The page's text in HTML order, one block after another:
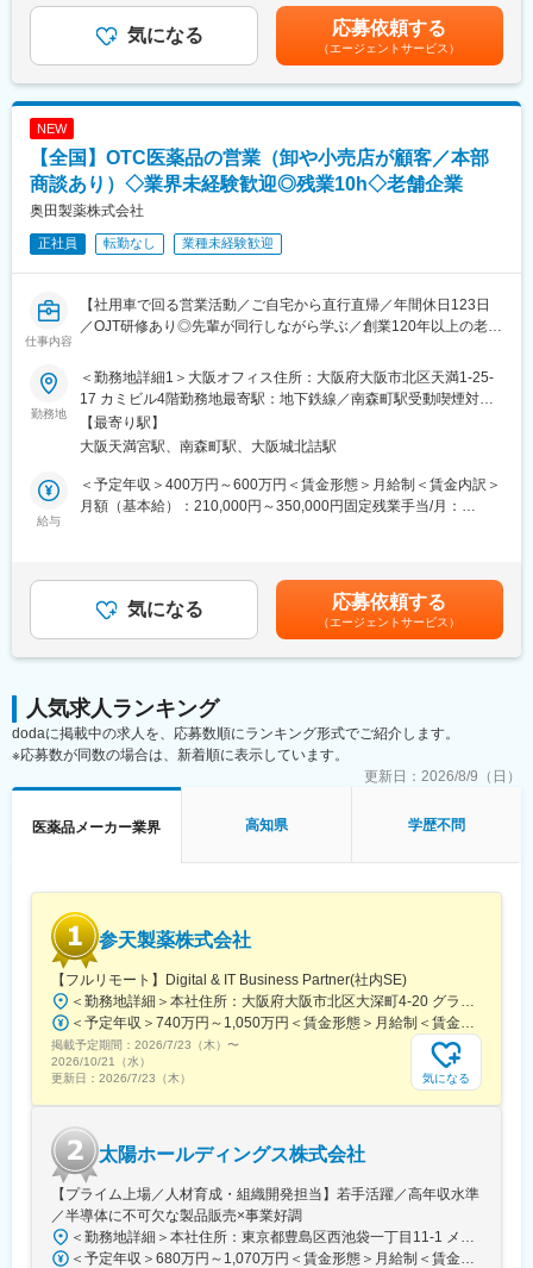
へ訪問をします。
※一部、新たに配置薬を置いていただくお客様への訪問がありま
す。
└配置薬は無料でおけるので、お客様も抵抗なく置いてくれる製
を身につけます。
・入社2週間～1カ月 ： 先輩社員に同行し、仕事の流れを学びま
キルを習得します。
・入社1カ月以降 ： 慣れてきたら独り立ち。既存のお客様をメイ
ンに訪問します。
★困ったら先輩社員に相談しやすい雰囲気です！
＜専門資格を取得できる＞
・入社後は、医薬品販売の専門知識を身につけるために、登録販
・資格取得後は、資格手当として給与にも反映されます。
・スケジュールに合わせて直行直帰可
・転居を伴う転勤はありません
■やりがい：
・最近、健康のことで困っていることがないかなど、親身にお話
献することができます。
ンゴ酢美味しかった！ちょうどまた買おうと思ってたの。来てく
れてありがとう。」など、「ありがとう」という言葉が一番のや
りがいです。
変更の範囲：会社の定める業務
年収は当社規定に基づき、年齢や経験に応じて決定します。・昇
給：年1回（4月）＜モデル給与＞※入社3年目平均基本給＋各種手
当＋業績連動給→総支給月額344,141円※業績連動給：月の予算達
成や売り上げに対して支払われます賃金はあくまでも目安の金額
であり、選考を通じて上下する可能性があります。月給(月額)は固
気になる 応募依頼する
（エージェントサービス）
NEW
【全国】OTC医薬品の営業（卸や小売店が顧客／本部
商談あり）◇業界未経験歓迎◎残業10h◇老舗企業
奥田製薬株式会社
正社員 転勤なし 業種未経験歓迎
仕事内容
【社用車で回る営業活動／ご自宅から直行直帰／年間休日123日
／OJT研修あり◎先輩が同行しながら学ぶ／創業120年以上の老舗
■業務内容：
医薬品卸やドラッグストア本部に対し、OTC医薬品の新商品提案
や販売促進施策の企画・提案営業をお任せします。
営業先は既存取引先が主となりますが、新規先開拓も積極的に行
います。
・販売促進施策の企画・提案
・本部バイヤーとの商談・関係構築
＜取扱商材＞
現在はOTC医薬品が中心で、内服固形剤（鎮痛薬など）、外用剤
（点鼻薬、虫刺され薬など）のNB品・PB品を取り扱っていま
可能性もあります。
します。
新規開拓営業をお任せします。
■入社後の流れ：
配属部署にてOJTを開始し、先輩社員との商談同行や引継ぎを通
じて、担当顧客や営業活動について理解を深めていただきます。
独り立ちの時期は一律ではなく、習熟度や経験に応じて判断する
ため、安心して業務に取り組める環境です。
担当顧客ごとに設定された目標（売上、利益）をもとに既存先や
新規先への営業活動を行っています。
目標の達成状況は評価項目の一つですが、達成率以外に、取り組
み内容も踏まえて評価しています。
会社全体としては、個人ごとに目標シートを作成し半期ごとにレ
ビューを行い役員との面談を実施しています。
勤務地
＜勤務地詳細1＞大阪オフィス住所：大阪府大阪市北区天満1-25-
17 カミビル4階勤務地最寄駅：地下鉄線／南森町駅受動喫煙対
策：敷地内全面禁煙＜勤務地詳細2＞全国住所：自宅から直行直帰
です 受動喫煙対策：屋内全面禁煙変更の範囲：無
【最寄り駅】
大阪天満宮駅、南森町駅、大阪城北詰駅
給与
＜予定年収＞400万円～600万円＜賃金形態＞月給制＜賃金内訳＞
月額（基本給）：210,000円～350,000円固定残業手当/月：
給与詳細は、あくまでも目安の金額であり、選考を通じて上下す
る可能性があります。■昇給：年1回（0.50％～1.00％）■賞与：
年2回（計3ヵ月分以上）賃金はあくまでも目安の金額であり、選
考を通じて上下する可能性があります。月給(月額)は固定手当を含
気になる 応募依頼する
（エージェントサービス）
人気求人ランキング
dodaに掲載中の求人を、応募数順にランキング形式でご紹介します。
※応募数が同数の場合は、新着順に表示しています。
更新日： 2026/8/9（日）
医薬品メーカー業界 高知県 学歴不問
参天製薬株式会社
【フルリモート】Digital & IT Business Partner(社内SE)
＜勤務地詳細＞本社住所：大阪府大阪市北区大深町4-20 グランフロント大阪タワーA25F勤務地最寄駅：JR各線／大阪駅受動喫煙対策：屋内全面禁煙変更の範囲：会社の定める事業所（リモートワーク含む）
＜予定年収＞740万円～1,050万円＜賃金形態＞月給制＜賃金内訳＞月額（基本給）：540,000円～770,000円＜月給＞540,000円～770,000円＜昇給有無＞有＜残業手当＞有＜給与補足＞※経験・能力等を考慮の上、当社規定により決定します。■賞与：年1回支給■基本給改定：年1回（4月）賃金はあくまでも目安の金額であり、選考を通じて上下する可能性があります。月給(月額)は固定手当を含めた表記です。
掲載予定期間： 2026/7/23（木） 〜
2026/10/21（水）
更新日： 2026/7/23（木） 気になる
太陽ホールディングス株式会社
【プライム上場／人材育成・組織開発担当】若手活躍／高年収水準
／半導体に不可欠な製品販売×事業好調
＜勤務地詳細＞本社住所：東京都豊島区西池袋一丁目11-1 メトロポリタンプラザビル16F勤務地最寄駅：各線／池袋駅受動喫煙対策：屋内全面禁煙変更の範囲：会社の定める事業所（リモートワーク含む）
＜予定年収＞680万円～1,070万円＜賃金形態＞月給制＜賃金内訳＞月額（基本給）：335,000円～530,000円＜月給＞335,000円～530,000円＜昇給有無＞有＜残業手当＞有＜給与補足＞※年収概算には想定残業時間20時間分を含む・2025年度 全社平均残業時間：20時間・残業代全額支給（管理監督職については対象外)・賞与6か月分（2025年度実績）賃金はあくまでも目安の金額であり、選考を通じて上下する可能性があります。月給(月額)は固定手当を含めた表記です。